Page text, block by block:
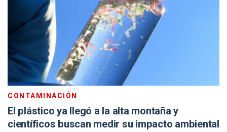
CONTAMINACIÓN
El plástico ya llegó a la alta montaña y
científicos buscan medir su impacto ambiental